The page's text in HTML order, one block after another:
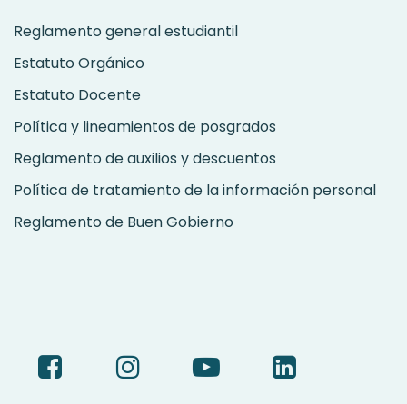
Reglamento general estudiantil
Estatuto Orgánico
Estatuto Docente
Política y lineamientos de posgrados
Reglamento de auxilios y descuentos
Política de tratamiento de la información personal
Reglamento de Buen Gobierno